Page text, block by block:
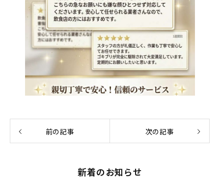
前の記事 次の記事
新着のお知らせ